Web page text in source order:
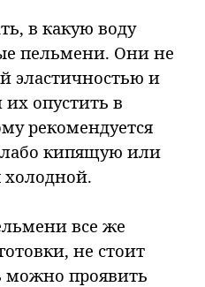
в какую воду
пельмени. Они не
эластичностью и
их опустить в
рекомендуется
кипящую или
холодной.
все же
не стоит
можно проявить